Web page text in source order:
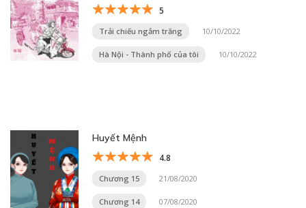
5
Trải chiếu ngắm trăng 10/10/2022
Hà Nội - Thành phố của tôi 10/10/2022
Huyết Mệnh
4.8
Chương 15 21/08/2020
Chương 14 07/08/2020